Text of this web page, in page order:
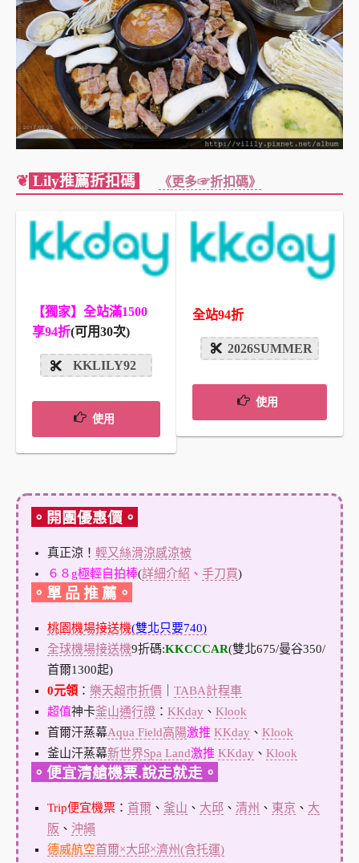
❦ Lily推薦折扣碼 《更多☞折扣碼》
【獨家】全站滿1500
享94折(可用30次)
KKLILY92
使用
全站94折
2026SUMMER
使用
。開團優惠價。
真正涼！ 輕又絲滑涼感涼被
６８g極輕自拍棒(詳細介紹 、 手刀買)
。單 品 推 薦。
桃園機場接送機(雙北只要740)
全球機場接送機9折碼:KKCCCAR(雙北675/曼谷350/
首爾1300起)
0元領： 樂天超市折價
TABA計程車
超值神卡釜山通行證： KKday 、 Klook
首爾汗蒸幕Aqua Field高陽激推 KKday 、 Klook
釜山汗蒸幕新世界Spa Land激推 KKday 、 Klook
。便宜清艙機票.說走就走。
Trip便宜機票： 首爾 、 釜山 、 大邱 、 清州 、 東京 、 大
阪 、 沖繩
德威航空首爾×大邱×濟州(含托運)